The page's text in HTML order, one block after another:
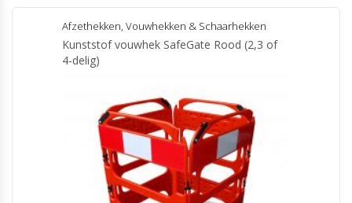
Afzethekken, Vouwhekken & Schaarhekken
Kunststof vouwhek SafeGate Rood (2,3 of
4-delig)